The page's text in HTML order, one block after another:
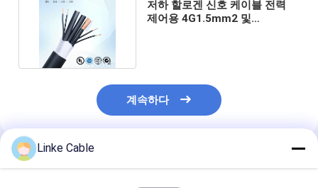
저하 할로겐 신호 케이블 전력
제어용 4G1.5mm2 및
계속하다
추천된 제품
Linke Cable